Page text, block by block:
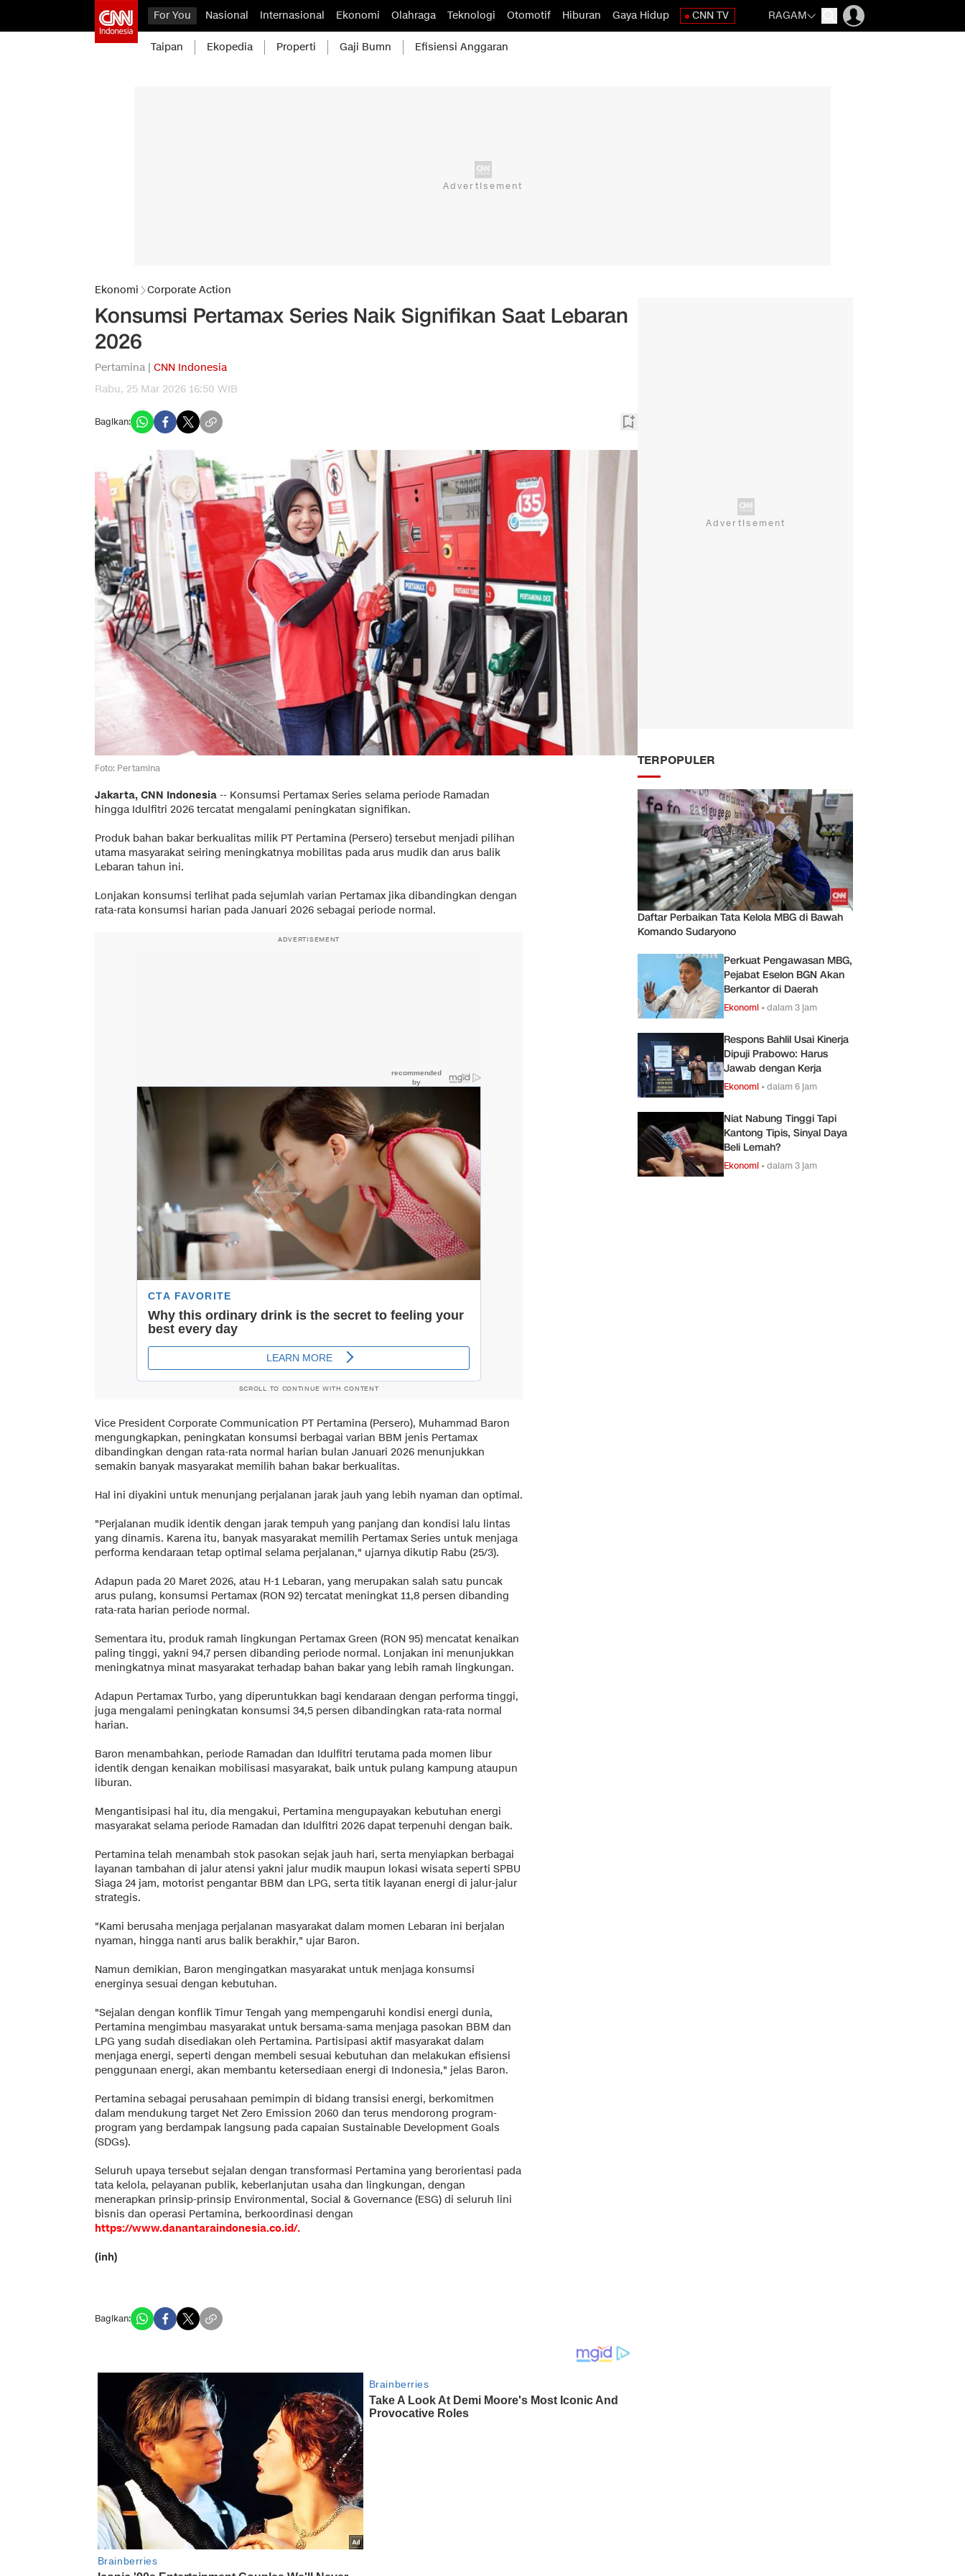
For You Nasional Internasional Ekonomi Olahraga Teknologi Otomotif Hiburan Gaya Hidup CNN TV RAGAM
Taipan Ekopedia Properti Gaji Bumn Efisiensi Anggaran
Ekonomi Corporate Action
Konsumsi Pertamax Series Naik Signifikan Saat Lebaran
2026
Pertamina | CNN Indonesia
Rabu, 25 Mar 2026 16:50 WIB
Bagikan:
Foto: Pertamina
Jakarta, CNN Indonesia -- Konsumsi Pertamax Series selama periode Ramadan
hingga Idulfitri 2026 tercatat mengalami peningkatan signifikan.
Produk bahan bakar berkualitas milik PT Pertamina (Persero) tersebut menjadi pilihan
utama masyarakat seiring meningkatnya mobilitas pada arus mudik dan arus balik
Lebaran tahun ini.
Lonjakan konsumsi terlihat pada sejumlah varian Pertamax jika dibandingkan dengan
rata-rata konsumsi harian pada Januari 2026 sebagai periode normal.
ADVERTISEMENT
SCROLL TO CONTINUE WITH CONTENT
Vice President Corporate Communication PT Pertamina (Persero), Muhammad Baron
mengungkapkan, peningkatan konsumsi berbagai varian BBM jenis Pertamax
dibandingkan dengan rata-rata normal harian bulan Januari 2026 menunjukkan
semakin banyak masyarakat memilih bahan bakar berkualitas.
Hal ini diyakini untuk menunjang perjalanan jarak jauh yang lebih nyaman dan optimal.
"Perjalanan mudik identik dengan jarak tempuh yang panjang dan kondisi lalu lintas
yang dinamis. Karena itu, banyak masyarakat memilih Pertamax Series untuk menjaga
performa kendaraan tetap optimal selama perjalanan," ujarnya dikutip Rabu (25/3).
Adapun pada 20 Maret 2026, atau H-1 Lebaran, yang merupakan salah satu puncak
arus pulang, konsumsi Pertamax (RON 92) tercatat meningkat 11,8 persen dibanding
rata-rata harian periode normal.
Sementara itu, produk ramah lingkungan Pertamax Green (RON 95) mencatat kenaikan
paling tinggi, yakni 94,7 persen dibanding periode normal. Lonjakan ini menunjukkan
meningkatnya minat masyarakat terhadap bahan bakar yang lebih ramah lingkungan.
Adapun Pertamax Turbo, yang diperuntukkan bagi kendaraan dengan performa tinggi,
juga mengalami peningkatan konsumsi 34,5 persen dibandingkan rata-rata normal
harian.
Baron menambahkan, periode Ramadan dan Idulfitri terutama pada momen libur
identik dengan kenaikan mobilisasi masyarakat, baik untuk pulang kampung ataupun
liburan.
Mengantisipasi hal itu, dia mengakui, Pertamina mengupayakan kebutuhan energi
masyarakat selama periode Ramadan dan Idulfitri 2026 dapat terpenuhi dengan baik.
Pertamina telah menambah stok pasokan sejak jauh hari, serta menyiapkan berbagai
layanan tambahan di jalur atensi yakni jalur mudik maupun lokasi wisata seperti SPBU
Siaga 24 jam, motorist pengantar BBM dan LPG, serta titik layanan energi di jalur-jalur
strategis.
"Kami berusaha menjaga perjalanan masyarakat dalam momen Lebaran ini berjalan
nyaman, hingga nanti arus balik berakhir," ujar Baron.
Namun demikian, Baron mengingatkan masyarakat untuk menjaga konsumsi
energinya sesuai dengan kebutuhan.
"Sejalan dengan konflik Timur Tengah yang mempengaruhi kondisi energi dunia,
Pertamina mengimbau masyarakat untuk bersama-sama menjaga pasokan BBM dan
LPG yang sudah disediakan oleh Pertamina. Partisipasi aktif masyarakat dalam
menjaga energi, seperti dengan membeli sesuai kebutuhan dan melakukan efisiensi
penggunaan energi, akan membantu ketersediaan energi di Indonesia," jelas Baron.
Pertamina sebagai perusahaan pemimpin di bidang transisi energi, berkomitmen
dalam mendukung target Net Zero Emission 2060 dan terus mendorong program-
program yang berdampak langsung pada capaian Sustainable Development Goals
(SDGs).
Seluruh upaya tersebut sejalan dengan transformasi Pertamina yang berorientasi pada
tata kelola, pelayanan publik, keberlanjutan usaha dan lingkungan, dengan
menerapkan prinsip-prinsip Environmental, Social & Governance (ESG) di seluruh lini
bisnis dan operasi Pertamina, berkoordinasi dengan
https://www.danantaraindonesia.co.id/.
(inh)
Bagikan:
TERPOPULER
Daftar Perbaikan Tata Kelola MBG di Bawah
Komando Sudaryono
Perkuat Pengawasan MBG,
Pejabat Eselon BGN Akan
Berkantor di Daerah
Ekonomi •dalam 3 jam
Respons Bahlil Usai Kinerja
Dipuji Prabowo: Harus
Jawab dengan Kerja
Ekonomi •dalam 6 jam
Niat Nabung Tinggi Tapi
Kantong Tipis, Sinyal Daya
Beli Lemah?
Ekonomi •dalam 3 jam